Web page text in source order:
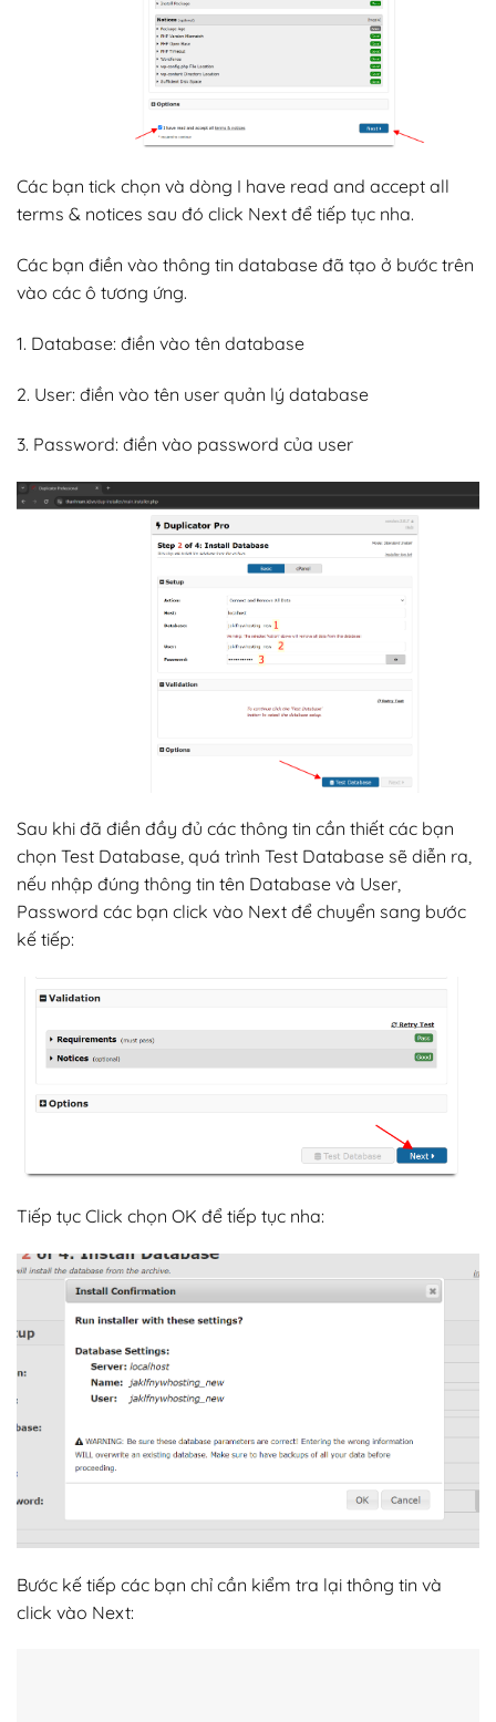
Các bạn tick chọn và dòng I have read and accept all
terms & notices sau đó click Next để tiếp tục nha.
Các bạn điền vào thông tin database đã tạo ở bước trên
vào các ô tương ứng.
1. Database: điền vào tên database
2. User: điền vào tên user quản lý database
3. Password: điền vào password của user
Sau khi đã điền đầy đủ các thông tin cần thiết các bạn
chọn Test Database, quá trình Test Database sẽ diễn ra,
nếu nhập đúng thông tin tên Database và User,
Password các bạn click vào Next để chuyển sang bước
kế tiếp:
Tiếp tục Click chọn OK để tiếp tục nha:
Bước kế tiếp các bạn chỉ cần kiểm tra lại thông tin và
click vào Next: